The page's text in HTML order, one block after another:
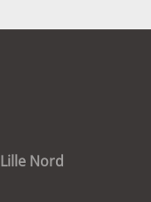
Lille Nord